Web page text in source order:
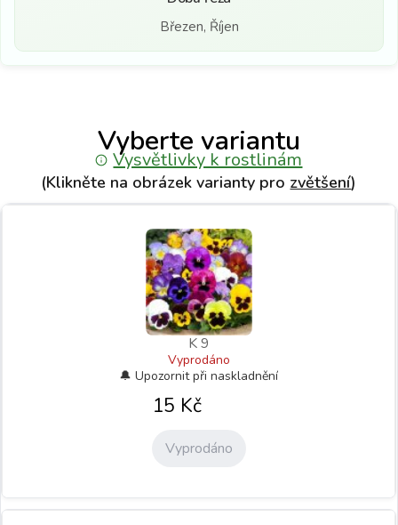
Březen, Říjen
Vyberte variantu
Vysvětlivky k rostlinám
(Klikněte na obrázek varianty pro zvětšení)
K 9
Vyprodáno
15 Kč
Vyprodáno